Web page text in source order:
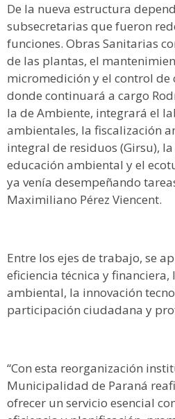
De la nueva estructura
subsecretarias que fueron
funciones. Obras Sanitarias
de las plantas, el
micromedición y el control de
donde continuará a cargo
la de Ambiente, integrará el
ambientales, la fiscalización
integral de residuos (Girsu),
educación ambiental y el
ya venía desempeñando
Maximiliano Pérez Viencent.
Entre los ejes de trabajo, se
eficiencia técnica y
ambiental, la innovación
participación ciudadana y
“Con esta reorganización
Municipalidad de Paraná
ofrecer un servicio esencial